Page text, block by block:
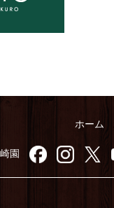
ホーム
園